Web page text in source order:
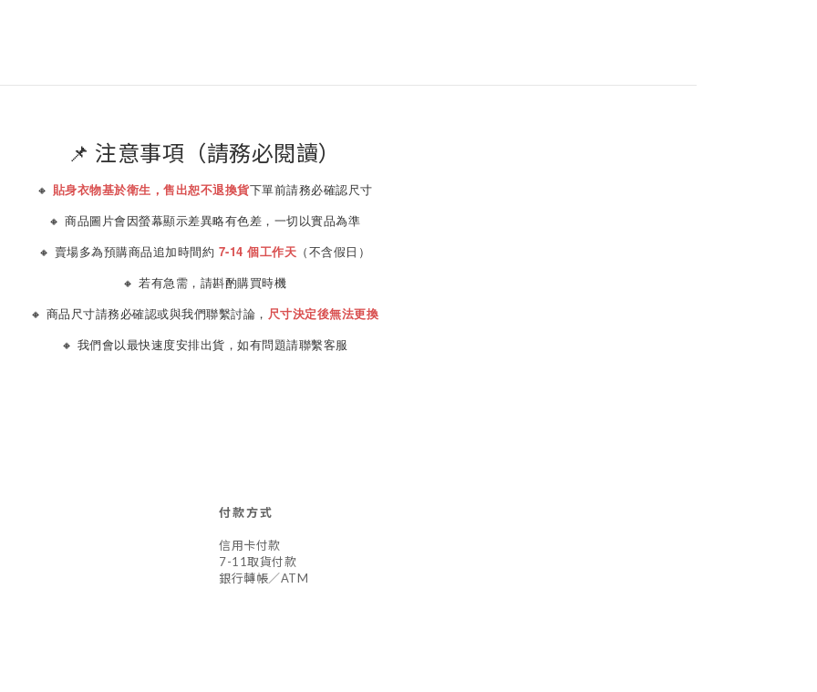
📌 注意事項（請務必閱讀）
🔸 貼身衣物基於衛生，售出恕不退換貨下單前請務必確認尺寸
🔸 商品圖片會因螢幕顯示差異略有色差，一切以實品為準
🔸 賣場多為預購商品追加時間約 7-14 個工作天 （不含假日）
🔸 若有急需，請斟酌購買時機
🔸 商品尺寸請務必確認或與我們聯繫討論， 尺寸決定後無法更換
🔸 我們會以最快速度安排出貨，如有問題請聯繫客服
付款方式
信用卡付款
7-11取貨付款
銀行轉帳／ATM